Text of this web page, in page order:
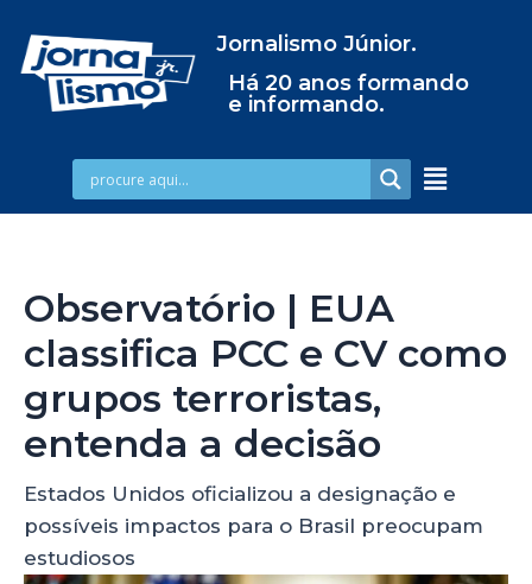
Jornalismo Júnior.
Há 20 anos formando
e informando.
Observatório | EUA
classifica PCC e CV como
grupos terroristas,
entenda a decisão
Estados Unidos oficializou a designação e
possíveis impactos para o Brasil preocupam
estudiosos